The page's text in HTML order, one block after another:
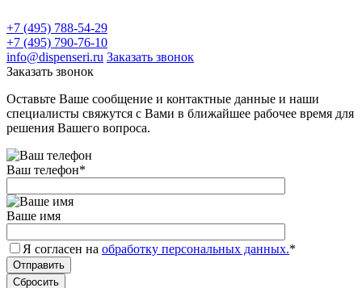
+7 (495) 788-54-29
+7 (495) 790-76-10
info@dispenseri.ru Заказать звонок
Заказать звонок
Оставьте Ваше сообщение и контактные данные и наши
специалисты свяжутся с Вами в ближайшее рабочее время для
решения Вашего вопроса.
Ваш телефон*
Ваше имя
Я согласен на обработку персональных данных.*